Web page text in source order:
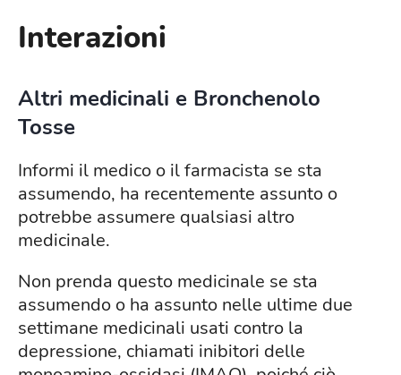
Interazioni
Altri medicinali e Bronchenolo
Tosse
Informi il medico o il farmacista se sta
assumendo, ha recentemente assunto o
potrebbe assumere qualsiasi altro
medicinale.
Non prenda questo medicinale se sta
assumendo o ha assunto nelle ultime due
settimane medicinali usati contro la
depressione, chiamati inibitori delle